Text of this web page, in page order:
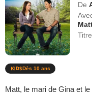
De
Dès 10 ans
Matt, le mari de Gina et